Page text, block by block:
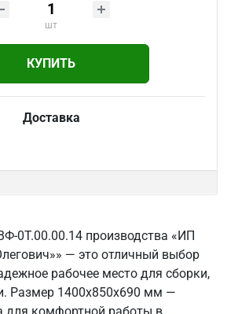
шт
КУПИТЬ
Доставка
0Т.00.00.14 производства «ИП
— это отличный выбор
рабочее место для сборки,
Размер 1400x850x690 мм —
для комфортной работы в